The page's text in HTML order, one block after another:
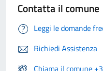
Contatta il comune
Leggi le domande
Richiedi Assistenza
Chiama il comune